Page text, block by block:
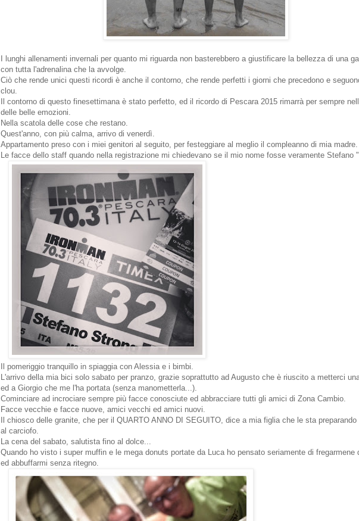
I lunghi allenamenti invernali per quanto mi riguarda non basterebbero a giustificare la bellezza di una
con tutta l'adrenalina che la avvolge.
Ciò che rende unici questi ricordi è anche il contorno, che rende perfetti i giorni che precedono e
clou.
Il contorno di questo finesettimana è stato perfetto, ed il ricordo di Pescara 2015 rimarrà per sempre
delle belle emozioni.
Nella scatola delle cose che restano.
Quest'anno, con più calma, arrivo di venerdì.
Appartamento preso con i miei genitori al seguito, per festeggiare al meglio il compleanno di mia madre.
Le facce dello staff quando nella registrazione mi chiedevano se il mio nome fosse veramente Stefano
Il pomeriggio tranquillo in spiaggia con Alessia e i bimbi.
L'arrivo della mia bici solo sabato per pranzo, grazie soprattutto ad Augusto che è riuscito a metterci
ed a Giorgio che me l'ha portata (senza manometterla...).
Cominciare ad incrociare sempre più facce conosciute ed abbracciare tutti gli amici di Zona Cambio.
Facce vecchie e facce nuove, amici vecchi ed amici nuovi.
Il chiosco delle granite, che per il QUARTO ANNO DI SEGUITO, dice a mia figlia che le sta preparando
al carciofo.
La cena del sabato, salutista fino al dolce...
Quando ho visto i super muffin e le mega donuts portate da Luca ho pensato seriamente di fregarmene
ed abbuffarmi senza ritegno.